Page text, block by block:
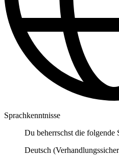
Sprachkenntnisse
Du beherrschst die folgende
Deutsch